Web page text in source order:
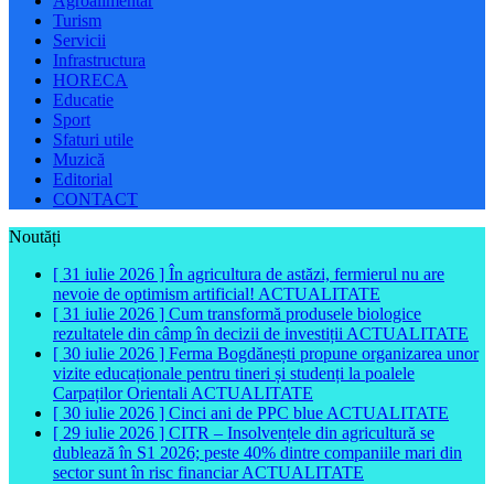
Turism
Servicii
Infrastructura
HORECA
Educatie
Sport
Sfaturi utile
Muzică
Editorial
CONTACT
Noutăți
[ 31 iulie 2026 ] În agricultura de astăzi, fermierul nu are
nevoie de optimism artificial! ACTUALITATE
[ 31 iulie 2026 ] Cum transformă produsele biologice
rezultatele din câmp în decizii de investiții ACTUALITATE
[ 30 iulie 2026 ] Ferma Bogdănești propune organizarea unor
vizite educaționale pentru tineri și studenți la poalele
Carpaților Orientali ACTUALITATE
[ 30 iulie 2026 ] Cinci ani de PPC blue ACTUALITATE
[ 29 iulie 2026 ] CITR – Insolvențele din agricultură se
dublează în S1 2026; peste 40% dintre companiile mari din
sector sunt în risc financiarACTUALITATE